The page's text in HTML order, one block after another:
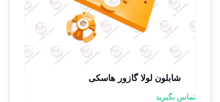
شابلون لولا گازور هاسکی
تماس بگیرید